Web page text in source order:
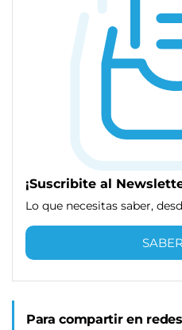
¡Suscribite al
Lo que necesitas saber,
Para compartir en redes